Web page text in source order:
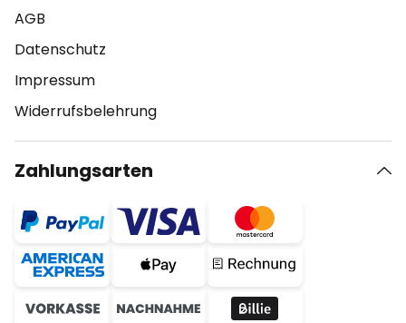
AGB
Datenschutz
Impressum
Widerrufsbelehrung
Zahlungsarten